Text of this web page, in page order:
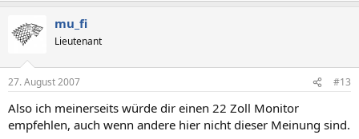
mu_fi
Lieutenant
27. August 2007 #13
Also ich meinerseits würde dir einen 22 Zoll Monitor
empfehlen, auch wenn andere hier nicht dieser Meinung sind.